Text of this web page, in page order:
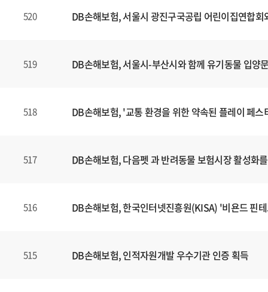
520 DB손해보험, 서울시 광진구국공립 어린이집연합
519 DB손해보험, 서울시-부산시와 함께 유기동물 입양
518 DB손해보험, '교통 환경을 위한 약속된 플레이 페
517 DB손해보험, 다음펫 과 반려동물 보험시장 활성화
516 DB손해보험, 한국인터넷진흥원(KISA) '비욘드 핀
515 DB손해보험, 인적자원개발 우수기관 인증 획득